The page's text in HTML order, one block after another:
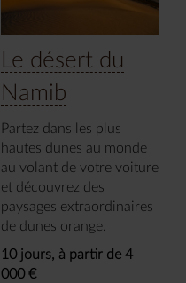
Le désert du
Namib
Partez dans les plus
hautes dunes au monde
au volant de votre voiture
et découvrez des
paysages extraordinaires
de dunes orange.
10 jours, à partir de 4
000 €